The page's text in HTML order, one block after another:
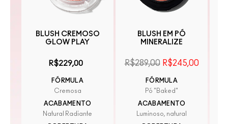
BLUSH CREMOSO
GLOW PLAY
R$229,00
FÓRMULA
Cremosa
ACABAMENTO
Natural Radiante
BLUSH EM PÓ
MINERALIZE
R$289,00 R$245,00
FÓRMULA
Pó "Baked"
ACABAMENTO
Luminoso, natural